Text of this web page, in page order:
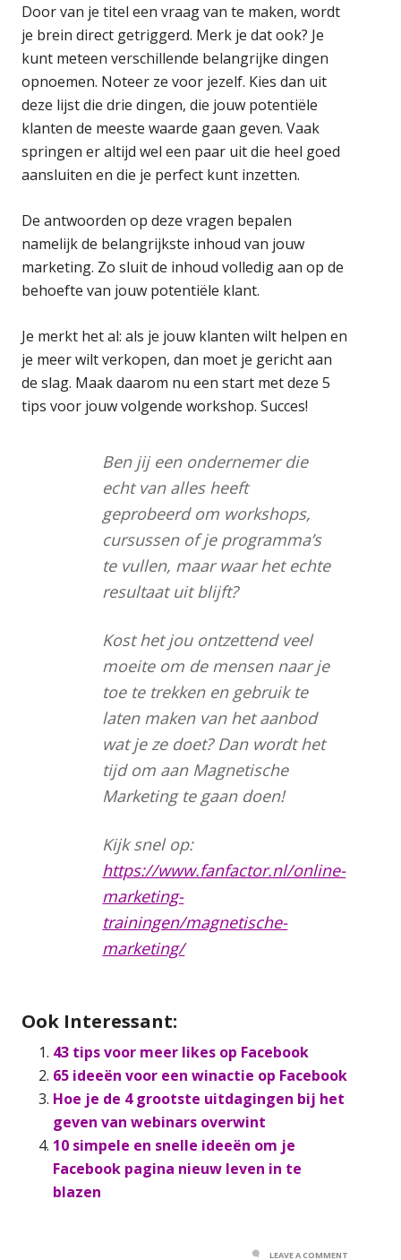
Door van je titel een vraag van te maken, wordt
je brein direct getriggerd. Merk je dat ook? Je
kunt meteen verschillende belangrijke dingen
opnoemen. Noteer ze voor jezelf. Kies dan uit
deze lijst die drie dingen, die jouw potentiële
klanten de meeste waarde gaan geven. Vaak
springen er altijd wel een paar uit die heel goed
aansluiten en die je perfect kunt inzetten.
De antwoorden op deze vragen bepalen
namelijk de belangrijkste inhoud van jouw
marketing. Zo sluit de inhoud volledig aan op de
behoefte van jouw potentiële klant.
Je merkt het al: als je jouw klanten wilt helpen en
je meer wilt verkopen, dan moet je gericht aan
de slag. Maak daarom nu een start met deze 5
tips voor jouw volgende workshop. Succes!
Ben jij een ondernemer die
echt van alles heeft
geprobeerd om workshops,
cursussen of je programma’s
te vullen, maar waar het echte
resultaat uit blijft?
Kost het jou ontzettend veel
moeite om de mensen naar je
toe te trekken en gebruik te
laten maken van het aanbod
wat je ze doet? Dan wordt het
tijd om aan Magnetische
Marketing te gaan doen!
Kijk snel op:
https://www.fanfactor.nl/online-
marketing-
trainingen/magnetische-
marketing/
Ook Interessant:
43 tips voor meer likes op Facebook
65 ideeën voor een winactie op Facebook
Hoe je de 4 grootste uitdagingen bij het
geven van webinars overwint
10 simpele en snelle ideeën om je
Facebook pagina nieuw leven in te
blazen
LEAVE A COMMENT